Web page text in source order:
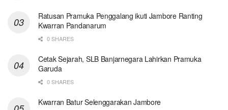
Ratusan Pramuka Penggalang ikuti Jambore Ranting
Kwarran Pandanarum
0 SHARES
Cetak Sejarah, SLB Banjarnegara Lahirkan Pramuka
Garuda
0 SHARES
Kwarran Batur Selenggarakan Jambore